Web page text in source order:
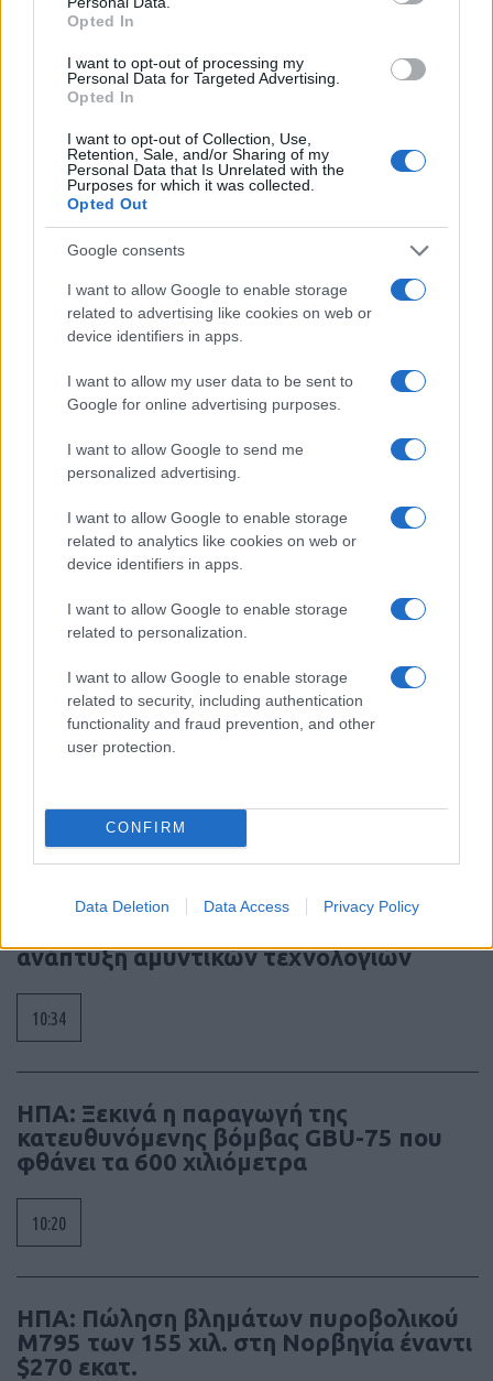
Opted In
I want to opt-out of processing my
Personal Data for Targeted Advertising.
Opted In
I want to opt-out of Collection, Use,
Retention, Sale, and/or Sharing of my
Personal Data that Is Unrelated with the
Purposes for which it was collected.
Opted Out
Google consents
I want to allow Google to enable storage
related to advertising like cookies on web or
device identifiers in apps.
I want to allow my user data to be sent to
Google for online advertising purposes.
I want to allow Google to send me
personalized advertising.
I want to allow Google to enable storage
related to analytics like cookies on web or
device identifiers in apps.
I want to allow Google to enable storage
related to personalization.
I want to allow Google to enable storage
related to security, including authentication
functionality and fraud prevention, and other
user protection.
CONFIRM
Data Deletion Data Access Privacy Policy
Τρεις νεκροί, ανάμεσά τους ένα μικρό
παιδί, από ρωσική επίθεση στο Κίεβο
745 εκατ. δολάρια στη Raytheon για SM-
Rheinmetall–Lockheed Martin:
Ευρωπαϊκή παραγωγή ATACMS
Οι ΗΠΑ θα προσφέρουν βοήθεια 1 δις
δολαρίων στη νέα κυβέρνηση της
Κολομβίας
10:35
EFA Group: Στρατηγική επένδυση στην
ανάπτυξη αμυντικών τεχνολογιών
10:34
ΗΠΑ: Ξεκινά η παραγωγή της
κατευθυνόμενης βόμβας GBU-75 που
φθάνει τα 600 χιλιόμετρα
10:20
ΗΠΑ: Πώληση βλημάτων πυροβολικού
M795 των 155 χιλ. στη Νορβηγία έναντι
$270 εκατ.